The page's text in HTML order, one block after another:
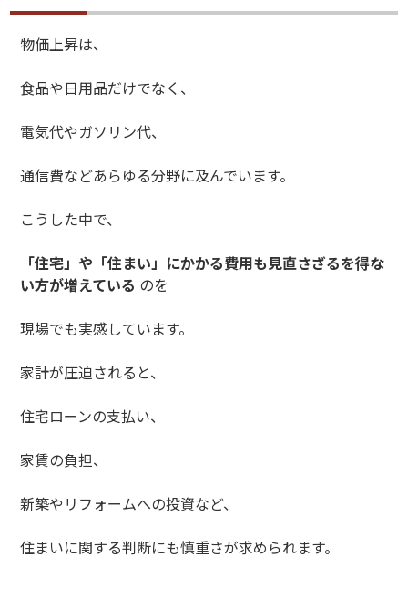
物価上昇は、
食品や日用品だけでなく、
電気代やガソリン代、
通信費などあらゆる分野に及んでいます。
こうした中で、
「住宅」や「住まい」にかかる費用も見直さざるを得な
い方が増えている のを
現場でも実感しています。
家計が圧迫されると、
住宅ローンの支払い、
家賃の負担、
新築やリフォームへの投資など、
住まいに関する判断にも慎重さが求められます。